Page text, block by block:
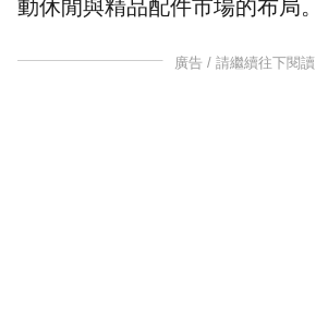
動休閒與精品配件市場的布局。
廣告 / 請繼續往下閱讀